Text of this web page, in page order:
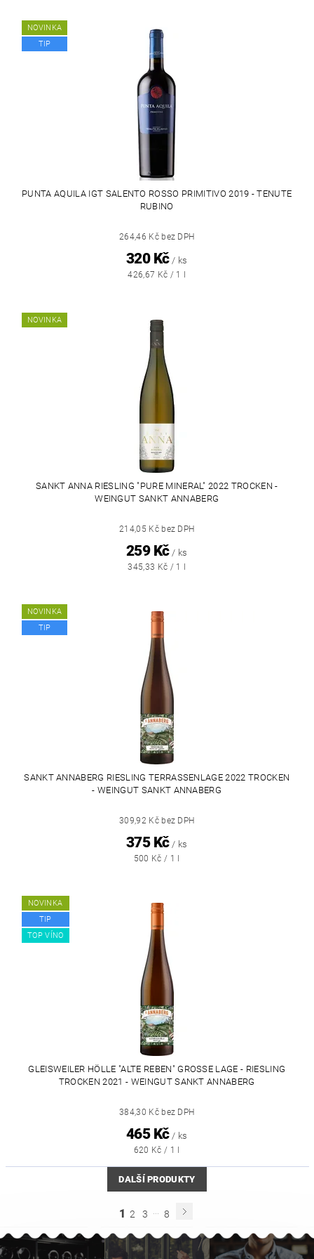
NOVINKA
TIP
PUNTA AQUILA IGT SALENTO ROSSO PRIMITIVO 2019 - TENUTE
RUBINO
264,46 Kč bez DPH
320 Kč / ks
426,67 Kč / 1 l
NOVINKA
SANKT ANNA RIESLING "PURE MINERAL" 2022 TROCKEN -
WEINGUT SANKT ANNABERG
214,05 Kč bez DPH
259 Kč / ks
345,33 Kč / 1 l
NOVINKA
TIP
SANKT ANNABERG RIESLING TERRASSENLAGE 2022 TROCKEN
- WEINGUT SANKT ANNABERG
309,92 Kč bez DPH
375 Kč / ks
500 Kč / 1 l
NOVINKA
TIP
TOP VÍNO
GLEISWEILER HÖLLE "ALTE REBEN" GROSSE LAGE - RIESLING T
ROCKEN 2021 - WEINGUT SANKT ANNABERG
384,30 Kč bez DPH
465 Kč / ks
620 Kč / 1 l
DALŠÍ PRODUKTY
1 2 3 8